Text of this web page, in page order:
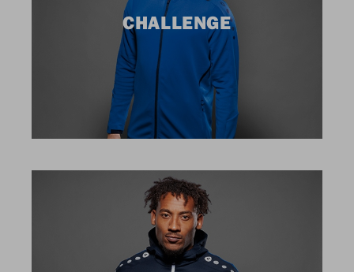
CHALLENGE